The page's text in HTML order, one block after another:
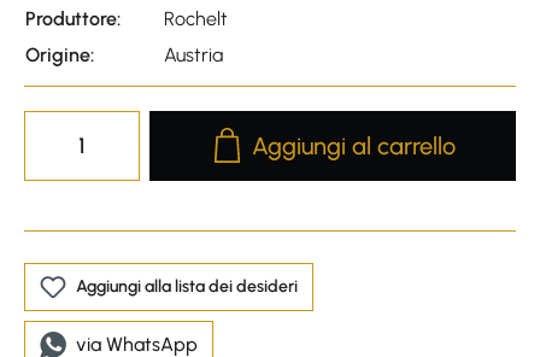
Produttore:
Rochelt
Origine:
Austria
Product Quantity: Enter the
Aggiungi al carrello
Aggiungi alla lista dei desideri
via WhatsApp